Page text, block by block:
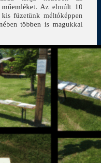
műemléket. Az elmúlt 10
füzetünk méltóképpen
többen is magukkal